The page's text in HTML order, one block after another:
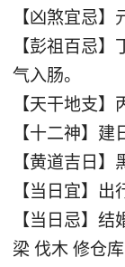
【凶煞宜忌
【彭祖百忌
气入肠。
【天干地支】
【十二神】建
【黄道吉日】
【当日宜】
【当日忌】
梁 伐木 修仓